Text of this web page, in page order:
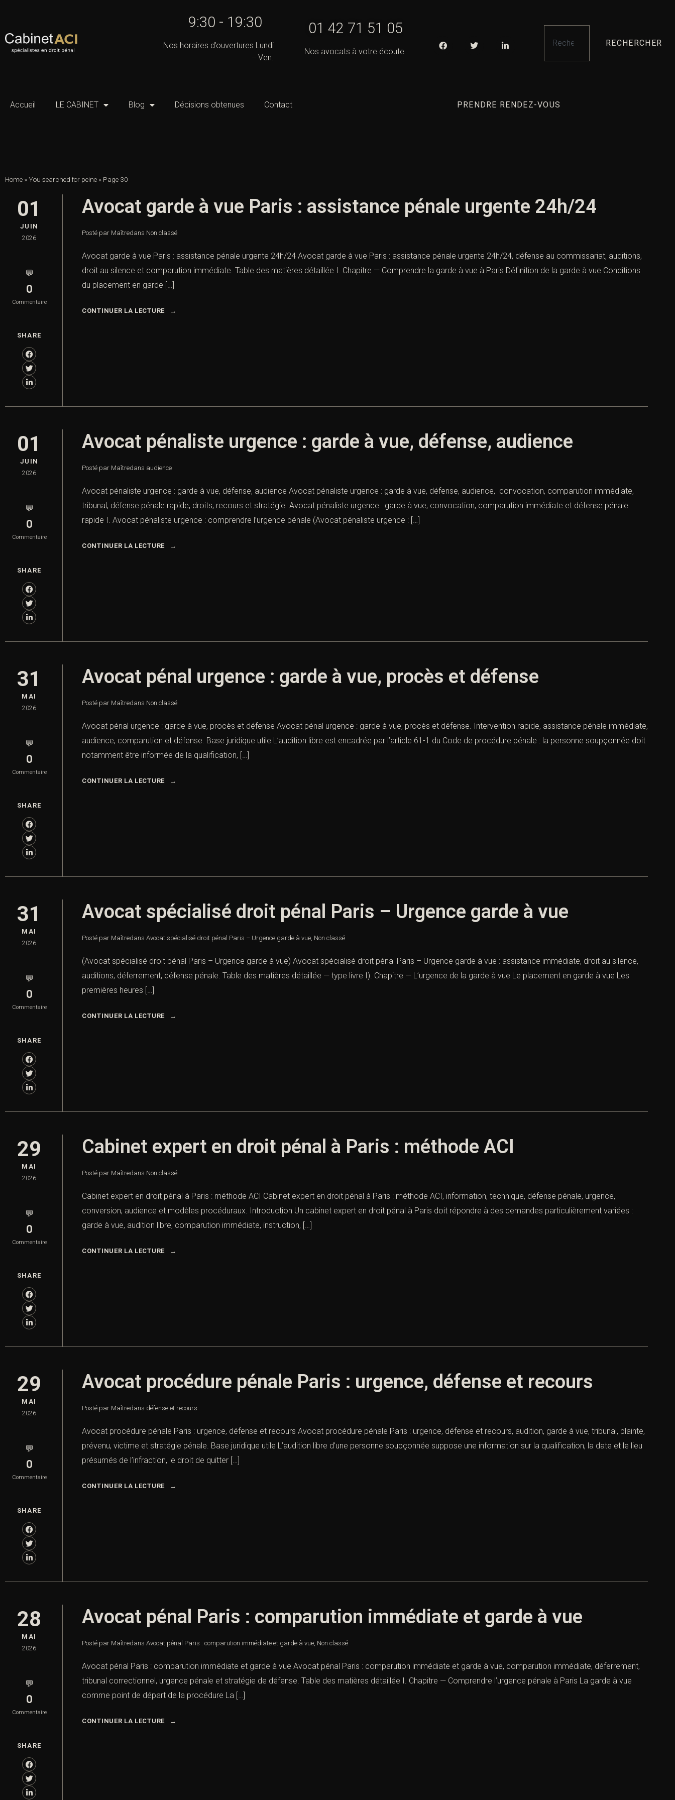
9:30 - 19:30
Nos horaires d’ouvertures Lundi
– Ven.
01 42 71 51 05
Nos avocats à votre écoute
RECHERCHER
Accueil LE CABINET Blog Décisions obtenues Contact PRENDRE RENDEZ-VOUS
Home »You searched for peine » Page 30
01
JUIN
2026
💬
0
Commentaire
SHARE
Avocat garde à vue Paris : assistance pénale urgente 24h/24
Posté par Maîtredans Non classé
Avocat garde à vue Paris : assistance pénale urgente 24h/24 Avocat garde à vue Paris : assistance pénale urgente 24h/24, défense au commissariat, auditions,
droit au silence et comparution immédiate. Table des matières détaillée I. Chapitre — Comprendre la garde à vue à Paris Définition de la garde à vue Conditions
du placement en garde […]
CONTINUER LA LECTURE
01
JUIN
2026
💬
0
Commentaire
SHARE
Avocat pénaliste urgence : garde à vue, défense, audience
Posté par Maîtredans audience
Avocat pénaliste urgence : garde à vue, défense, audience Avocat pénaliste urgence : garde à vue, défense, audience, convocation, comparution immédiate,
tribunal, défense pénale rapide, droits, recours et stratégie. Avocat pénaliste urgence : garde à vue, convocation, comparution immédiate et défense pénale
rapide I. Avocat pénaliste urgence : comprendre l’urgence pénale (Avocat pénaliste urgence : […]
CONTINUER LA LECTURE
31
MAI
2026
💬
0
Commentaire
SHARE
Avocat pénal urgence : garde à vue, procès et défense
Posté par Maîtredans Non classé
Avocat pénal urgence : garde à vue, procès et défense Avocat pénal urgence : garde à vue, procès et défense. Intervention rapide, assistance pénale immédiate,
audience, comparution et défense. Base juridique utile L’audition libre est encadrée par l’article 61-1 du Code de procédure pénale : la personne soupçonnée doit
notamment être informée de la qualification, […]
CONTINUER LA LECTURE
31
MAI
2026
💬
0
Commentaire
SHARE
Avocat spécialisé droit pénal Paris – Urgence garde à vue
Posté par Maîtredans Avocat spécialisé droit pénal Paris – Urgence garde à vue, Non classé
(Avocat spécialisé droit pénal Paris – Urgence garde à vue) Avocat spécialisé droit pénal Paris – Urgence garde à vue : assistance immédiate, droit au silence,
auditions, déferrement, défense pénale. Table des matières détaillée — type livre I). Chapitre — L’urgence de la garde à vue Le placement en garde à vue Les
premières heures […]
CONTINUER LA LECTURE
29
MAI
2026
💬
0
Commentaire
SHARE
Cabinet expert en droit pénal à Paris : méthode ACI
Posté par Maîtredans Non classé
Cabinet expert en droit pénal à Paris : méthode ACI Cabinet expert en droit pénal à Paris : méthode ACI, information, technique, défense pénale, urgence,
conversion, audience et modèles procéduraux. Introduction Un cabinet expert en droit pénal à Paris doit répondre à des demandes particulièrement variées :
garde à vue, audition libre, comparution immédiate, instruction, […]
CONTINUER LA LECTURE
29
MAI
2026
💬
0
Commentaire
SHARE
Avocat procédure pénale Paris : urgence, défense et recours
Posté par Maîtredans défense et recours
Avocat procédure pénale Paris : urgence, défense et recours Avocat procédure pénale Paris : urgence, défense et recours, audition, garde à vue, tribunal, plainte,
prévenu, victime et stratégie pénale. Base juridique utile L’audition libre d’une personne soupçonnée suppose une information sur la qualification, la date et le lieu
présumés de l’infraction, le droit de quitter […]
CONTINUER LA LECTURE
28
MAI
2026
💬
0
Commentaire
SHARE
Avocat pénal Paris : comparution immédiate et garde à vue
Posté par Maîtredans Avocat pénal Paris : comparution immédiate et garde à vue, Non classé
Avocat pénal Paris : comparution immédiate et garde à vue Avocat pénal Paris : comparution immédiate et garde à vue, comparution immédiate, déferrement,
tribunal correctionnel, urgence pénale et stratégie de défense. Table des matières détaillée I. Chapitre — Comprendre l’urgence pénale à Paris La garde à vue
comme point de départ de la procédure La […]
CONTINUER LA LECTURE